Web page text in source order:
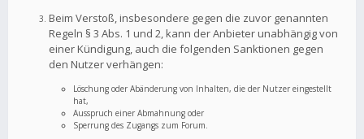
Beim Verstoß, insbesondere gegen die zuvor genannten
Regeln § 3 Abs. 1 und 2, kann der Anbieter unabhängig von
einer Kündigung, auch die folgenden Sanktionen gegen
den Nutzer verhängen:
Löschung oder Abänderung von Inhalten, die der Nutzer eingestellt
hat,
Ausspruch einer Abmahnung oder
Sperrung des Zugangs zum Forum.